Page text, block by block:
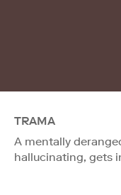
TRAMA
A mentally
hallucinating, gets